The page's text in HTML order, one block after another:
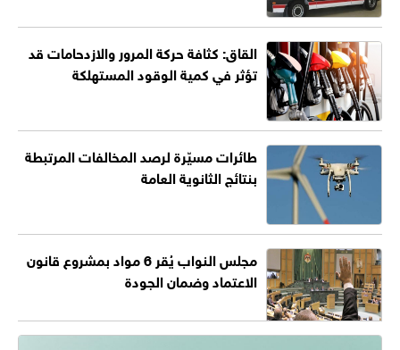
القاق: كثافة حركة المرور والازدحامات قد
تؤثر في كمية الوقود المستهلكة
طائرات مسيّرة لرصد المخالفات المرتبطة
بنتائج الثانوية العامة
مجلس النواب يُقر 6 مواد بمشروع قانون
الاعتماد وضمان الجودة